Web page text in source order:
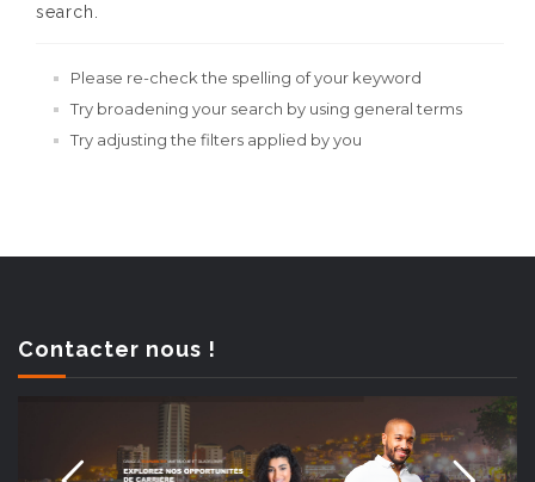
search.
Please re-check the spelling of your keyword
Try broadening your search by using general terms
Try adjusting the filters applied by you
Contacter nous !